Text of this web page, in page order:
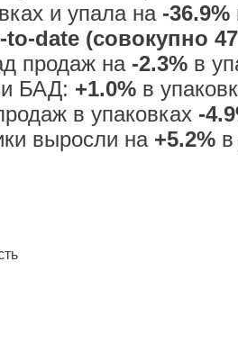
и упала на -36.9%
date (совокупно
продаж на -2.3% в
БАД: +1.0% в
в упаковках -
выросли на +5.2%